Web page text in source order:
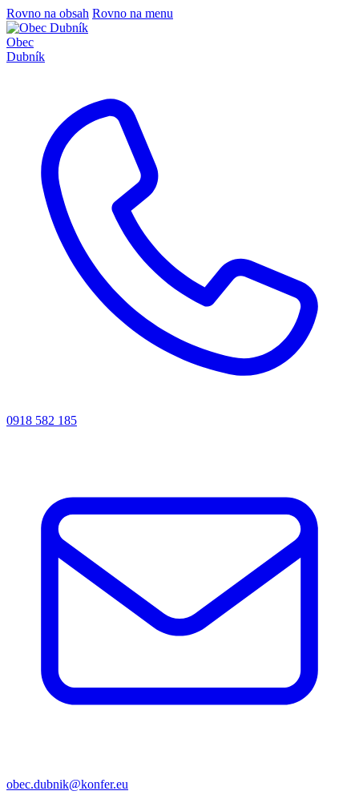
Rovno na obsah Rovno na menu
Obec
Dubník
0918 582 185
obec.dubnik@konfer.eu